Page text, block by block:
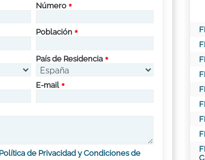
Número
Población
País de Residencia
E-mail
Política de Privacidad y Condiciones de